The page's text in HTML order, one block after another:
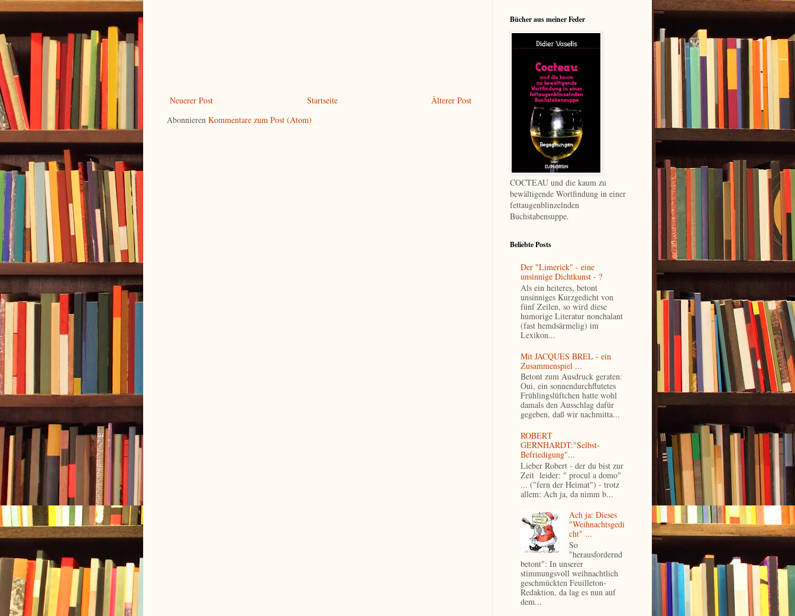
Neuerer Post Älterer Post
Startseite
Abonnieren Kommentare zum Post (Atom)
Bücher aus meiner Feder
COCTEAU und die kaum zu
bewältigende Wortfindung in einer
fettaugenblinzelnden
Buchstabensuppe.
Beliebte Posts
Der "Limerick" - eine
unsinnige Dichtkunst - ?
Als ein heiteres, betont
unsinniges Kurzgedicht von
fünf Zeilen, so wird diese
humorige Literatur nonchalant
(fast hemdsärmelig) im
Lexikon...
Mit JACQUES BREL - ein
Zusammenspiel ...
Betont zum Ausdruck geraten:
Oui, ein sonnendurchflutetes
Frühlingslüftchen hatte wohl
damals den Ausschlag dafür
gegeben, daß wir nachmitta...
ROBERT
GERNHARDT:"Selbst-
Befriedigung"...
Lieber Robert - der du bist zur
Zeit leider: " procul a domo"
... ("fern der Heimat") - trotz
allem: Ach ja, da nimm b...
Ach ja: Dieses
"Weihnachtsgedi
cht" ...
So
"herausfordernd
betont": In unserer
stimmungsvoll weihnachtlich
geschmückten Feuilleton-
Redaktion, da lag es nun auf
dem...